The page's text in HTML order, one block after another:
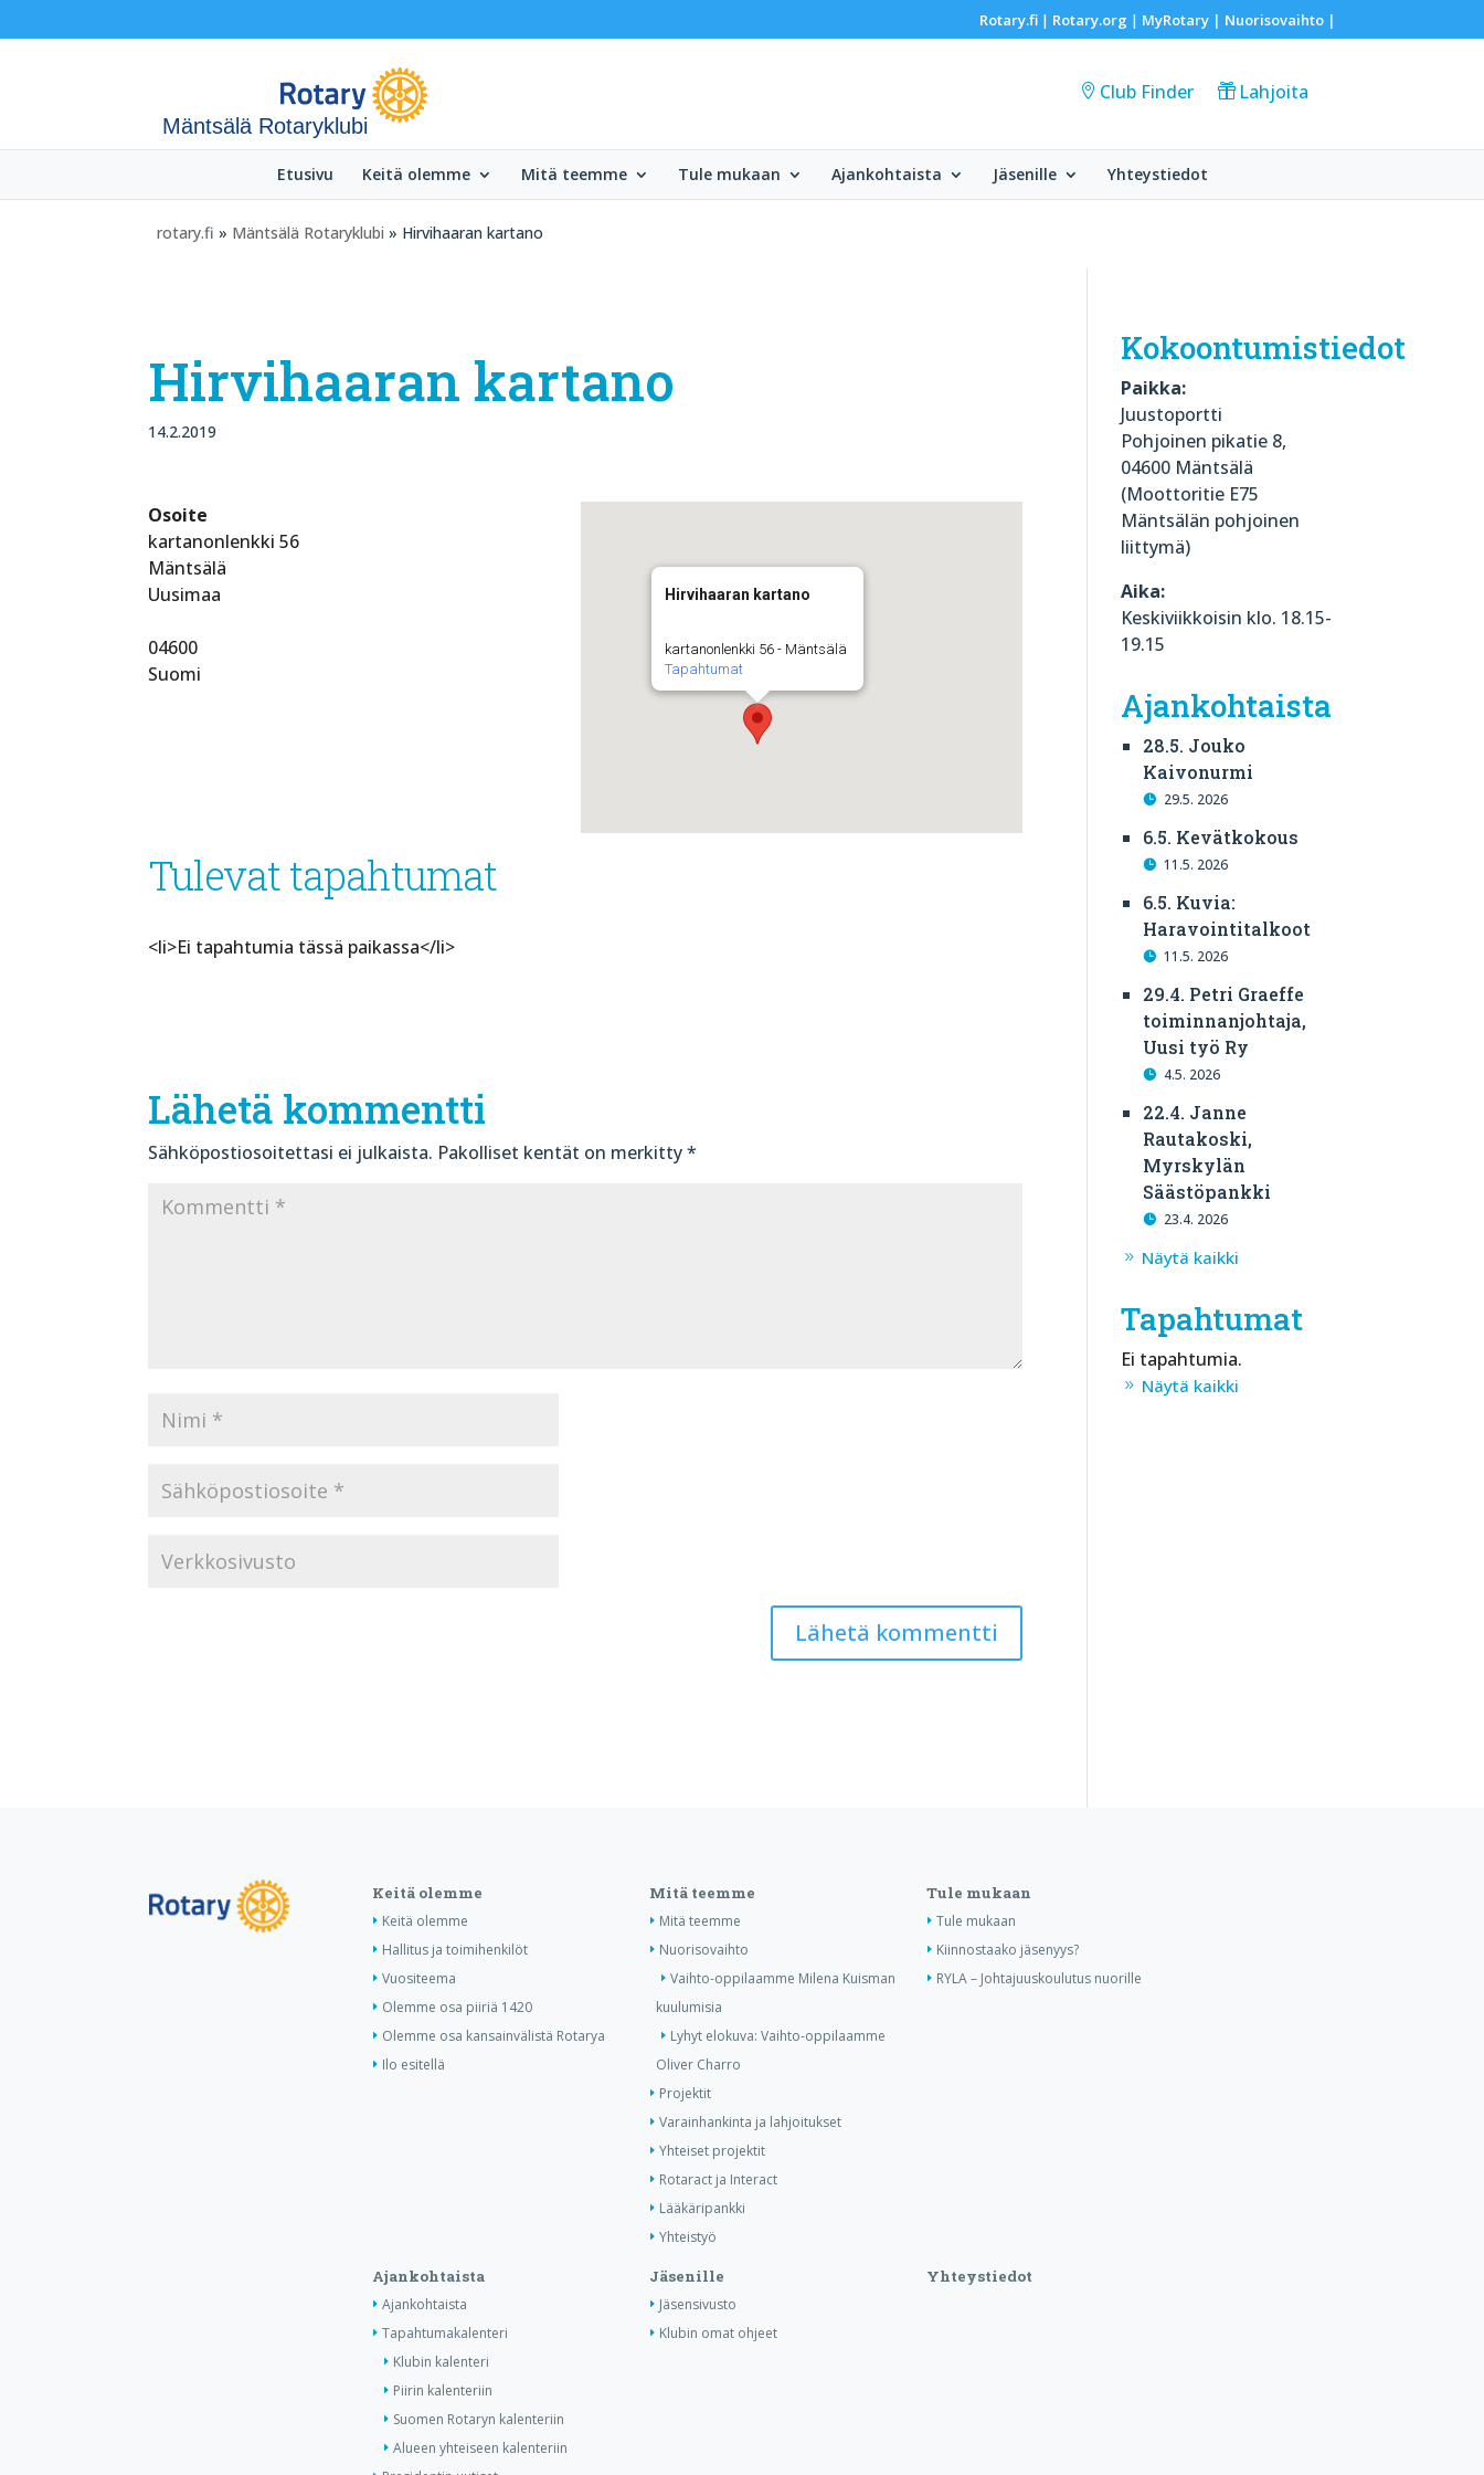
Rotary.fi| Rotary.org | MyRotary | Nuorisovaihto|
Mäntsälä Rotaryklubi
Club Finder Lahjoita
Etusivu Keitä olemme Mitä teemme Tule mukaan Ajankohtaista Jäsenille Yhteystiedot
rotary.fi » Mäntsälä Rotaryklubi » Hirvihaaran kartano
Hirvihaaran kartano
14.2.2019
Hirvihaaran kartano
kartanonlenkki 56 - Mäntsälä
Tapahtumat
Osoite
kartanonlenkki 56
Mäntsälä
Uusimaa
04600
Suomi
Tulevat tapahtumat
<li>Ei tapahtumia tässä paikassa</li>
Lähetä kommentti
Sähköpostiosoitettasi ei julkaista. Pakolliset kentät on merkitty*
Kokoontumistiedot
Paikka:
Juustoportti
Pohjoinen pikatie 8,
04600 Mäntsälä
(Moottoritie E75
Mäntsälän pohjoinen
liittymä)
Aika:
Keskiviikkoisin klo. 18.15-
19.15
Ajankohtaista
28.5. Jouko
Kaivonurmi
29.5. 2026
6.5. Kevätkokous
11.5. 2026
6.5. Kuvia:
Haravointitalkoot
11.5. 2026
29.4. Petri Graeffe
toiminnanjohtaja,
Uusi työ Ry
4.5. 2026
22.4. Janne
Rautakoski,
Myrskylän
Säästöpankki
23.4. 2026
Näytä kaikki
Tapahtumat
Ei tapahtumia.
Näytä kaikki
Keitä olemme
Keitä olemme
Hallitus ja toimihenkilöt
Vuositeema
Olemme osa piiriä 1420
Olemme osa kansainvälistä Rotarya
Ilo esitellä
Mitä teemme
Mitä teemme
Nuorisovaihto
Vaihto-oppilaamme Milena Kuisman
kuulumisia
Lyhyt elokuva: Vaihto-oppilaamme
Oliver Charro
Projektit
Varainhankinta ja lahjoitukset
Yhteiset projektit
Rotaract ja Interact
Lääkäripankki
Yhteistyö
Tule mukaan
Tule mukaan
Kiinnostaako jäsenyys?
RYLA – Johtajuuskoulutus nuorille
Ajankohtaista
Ajankohtaista
Tapahtumakalenteri
Klubin kalenteri
Piirin kalenteriin
Suomen Rotaryn kalenteriin
Alueen yhteiseen kalenteriin
Jäsenille
Jäsensivusto
Klubin omat ohjeet
Yhteystiedot